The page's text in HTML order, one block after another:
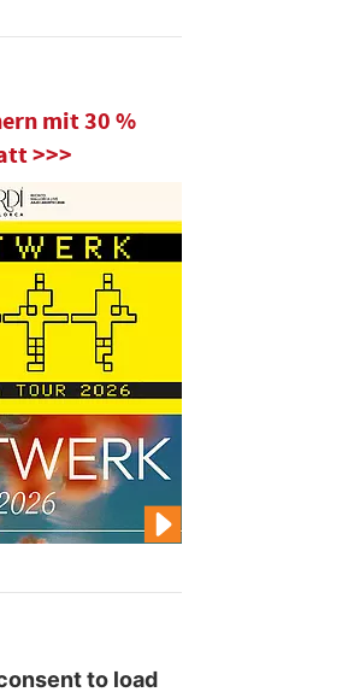
mit 30 %
>>>
to load